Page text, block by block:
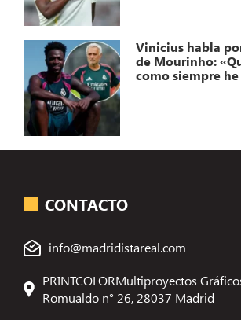
Vinicius habla
de Mourinho:
como siempre
CONTACTO
info@madridistareal.com
PRINTCOLORMultiproyectos
Romualdo n° 26, 28037 Madrid